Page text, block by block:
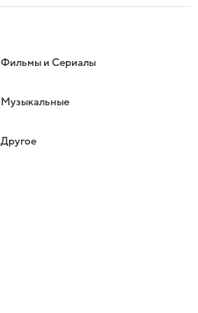
Фильмы и Сериалы
Музыкальные
Другое